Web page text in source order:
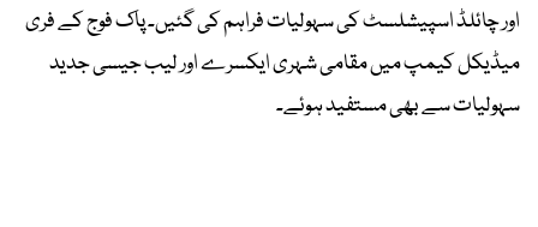
اور چائلڈ اسپیشلسٹ کی سہولیات فراہم کی گئیں۔ پاک فوج کے فری
میڈیکل کیمپ میں مقامی شہری ایکسرے اور لیب جیسی جدید
سہولیات سے بھی مستفید ہوئے۔